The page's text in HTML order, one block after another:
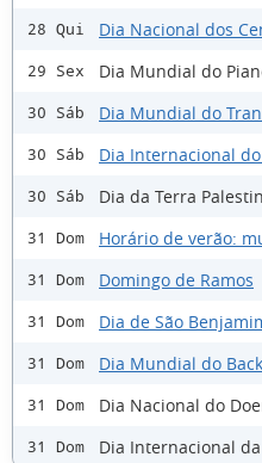
28 Qui Dia Nacional dos
29 Sex Dia Mundial do
30 Sáb Dia Mundial do
30 Sáb Dia Internacional
30 Sáb Dia da Terra
31 Dom Horário de verão:
31 Dom Domingo de Ramos
31 Dom Dia de São
31 Dom Dia Mundial do
31 Dom Dia Nacional do
31 Dom Dia Internacional